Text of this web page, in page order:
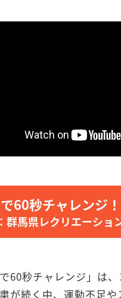
60秒チャレンジ！
群馬県レクリエーショ
で60秒チャレンジ」は
が続く中、運動不足